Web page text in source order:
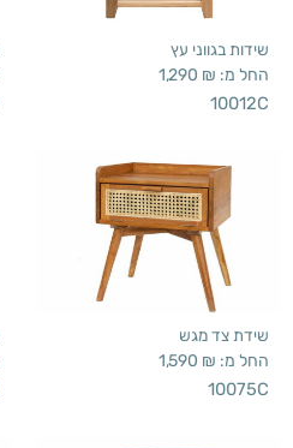
שידות בגווני עץ
החל מ: 1,290 ₪
10012C
שידת צד מגש
החל מ: 1,590 ₪
10075C